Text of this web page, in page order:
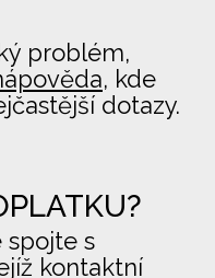
problém,
, kde
dotazy.
spojte s
kontaktní